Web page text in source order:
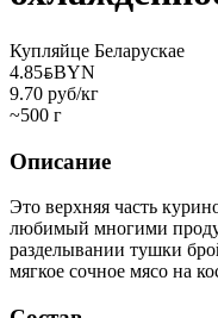
Купляйце Беларускае
4.85BYNBYN
9.70 руб/кг
~500 г
Описание
Это верхняя часть
любимый многими
разделывании тушки
мягкое сочное мясо на